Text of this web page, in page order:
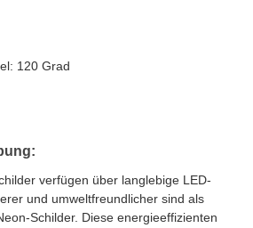
120 Grad
verfügen über langlebige LED-
und umweltfreundlicher sind als
Schilder. Diese energieeffizienten